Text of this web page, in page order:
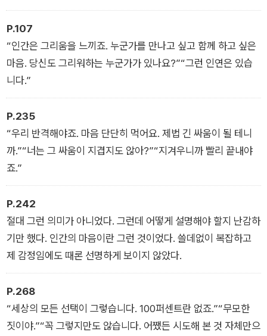
편만의 특별한 매력까지 더해졌다. 그것은 바로 전편에서 차곡차
곡 쌓아온 마오와 하라 사이의 히스토리다. 이를 기반으로 한 하
라의 심리 묘사가 긴장감 넘치게 전개되며, 특히 후반부에서 마오
에 대한 죄책감과 자신의 휴머노이드 심복인 ‘진솔’을 지키고 싶
은 마음이 충돌할 때 더욱 손에 땀을 쥐게 한다. 또한, 이러한 갈
등의 순간들은 하라의 내면뿐만 아니라 주변 인물까지 비추며, 독
자로 하여금 결국 어떤 결말에 이르게 될지 기대하게 만든다.
P.107
“인간은 그리움을 느끼죠. 누군가를 만나고 싶고 함께 하고 싶은
마음. 당신도 그리워하는 누군가가 있나요?”“그런 인연은 있습
니다.”
P.235
“우리 반격해야죠. 마음 단단히 먹어요. 제법 긴 싸움이 될 테니
까.”“너는 그 싸움이 지겹지도 않아?”“지겨우니까 빨리 끝내야
죠.”
P.242
절대 그런 의미가 아니었다. 그런데 어떻게 설명해야 할지 난감하
기만 했다. 인간의 마음이란 그런 것이었다. 쓸데없이 복잡하고
제 감정임에도 때론 선명하게 보이지 않았다.
P.268
“세상의 모든 선택이 그렇습니다. 100퍼센트란 없죠.”“무모한
짓이야.”“꼭 그렇지만도 않습니다. 어쨌든 시도해 본 것 자체만으